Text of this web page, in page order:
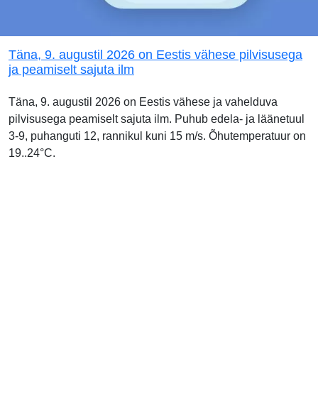
Täna, 9. augustil 2026 on Eestis vähese pilvisusega
ja peamiselt sajuta ilm
Täna, 9. augustil 2026 on Eestis vähese ja vahelduva
pilvisusega peamiselt sajuta ilm. Puhub edela- ja läänetuul
3-9, puhanguti 12, rannikul kuni 15 m/s. Õhutemperatuur on
19..24°C.